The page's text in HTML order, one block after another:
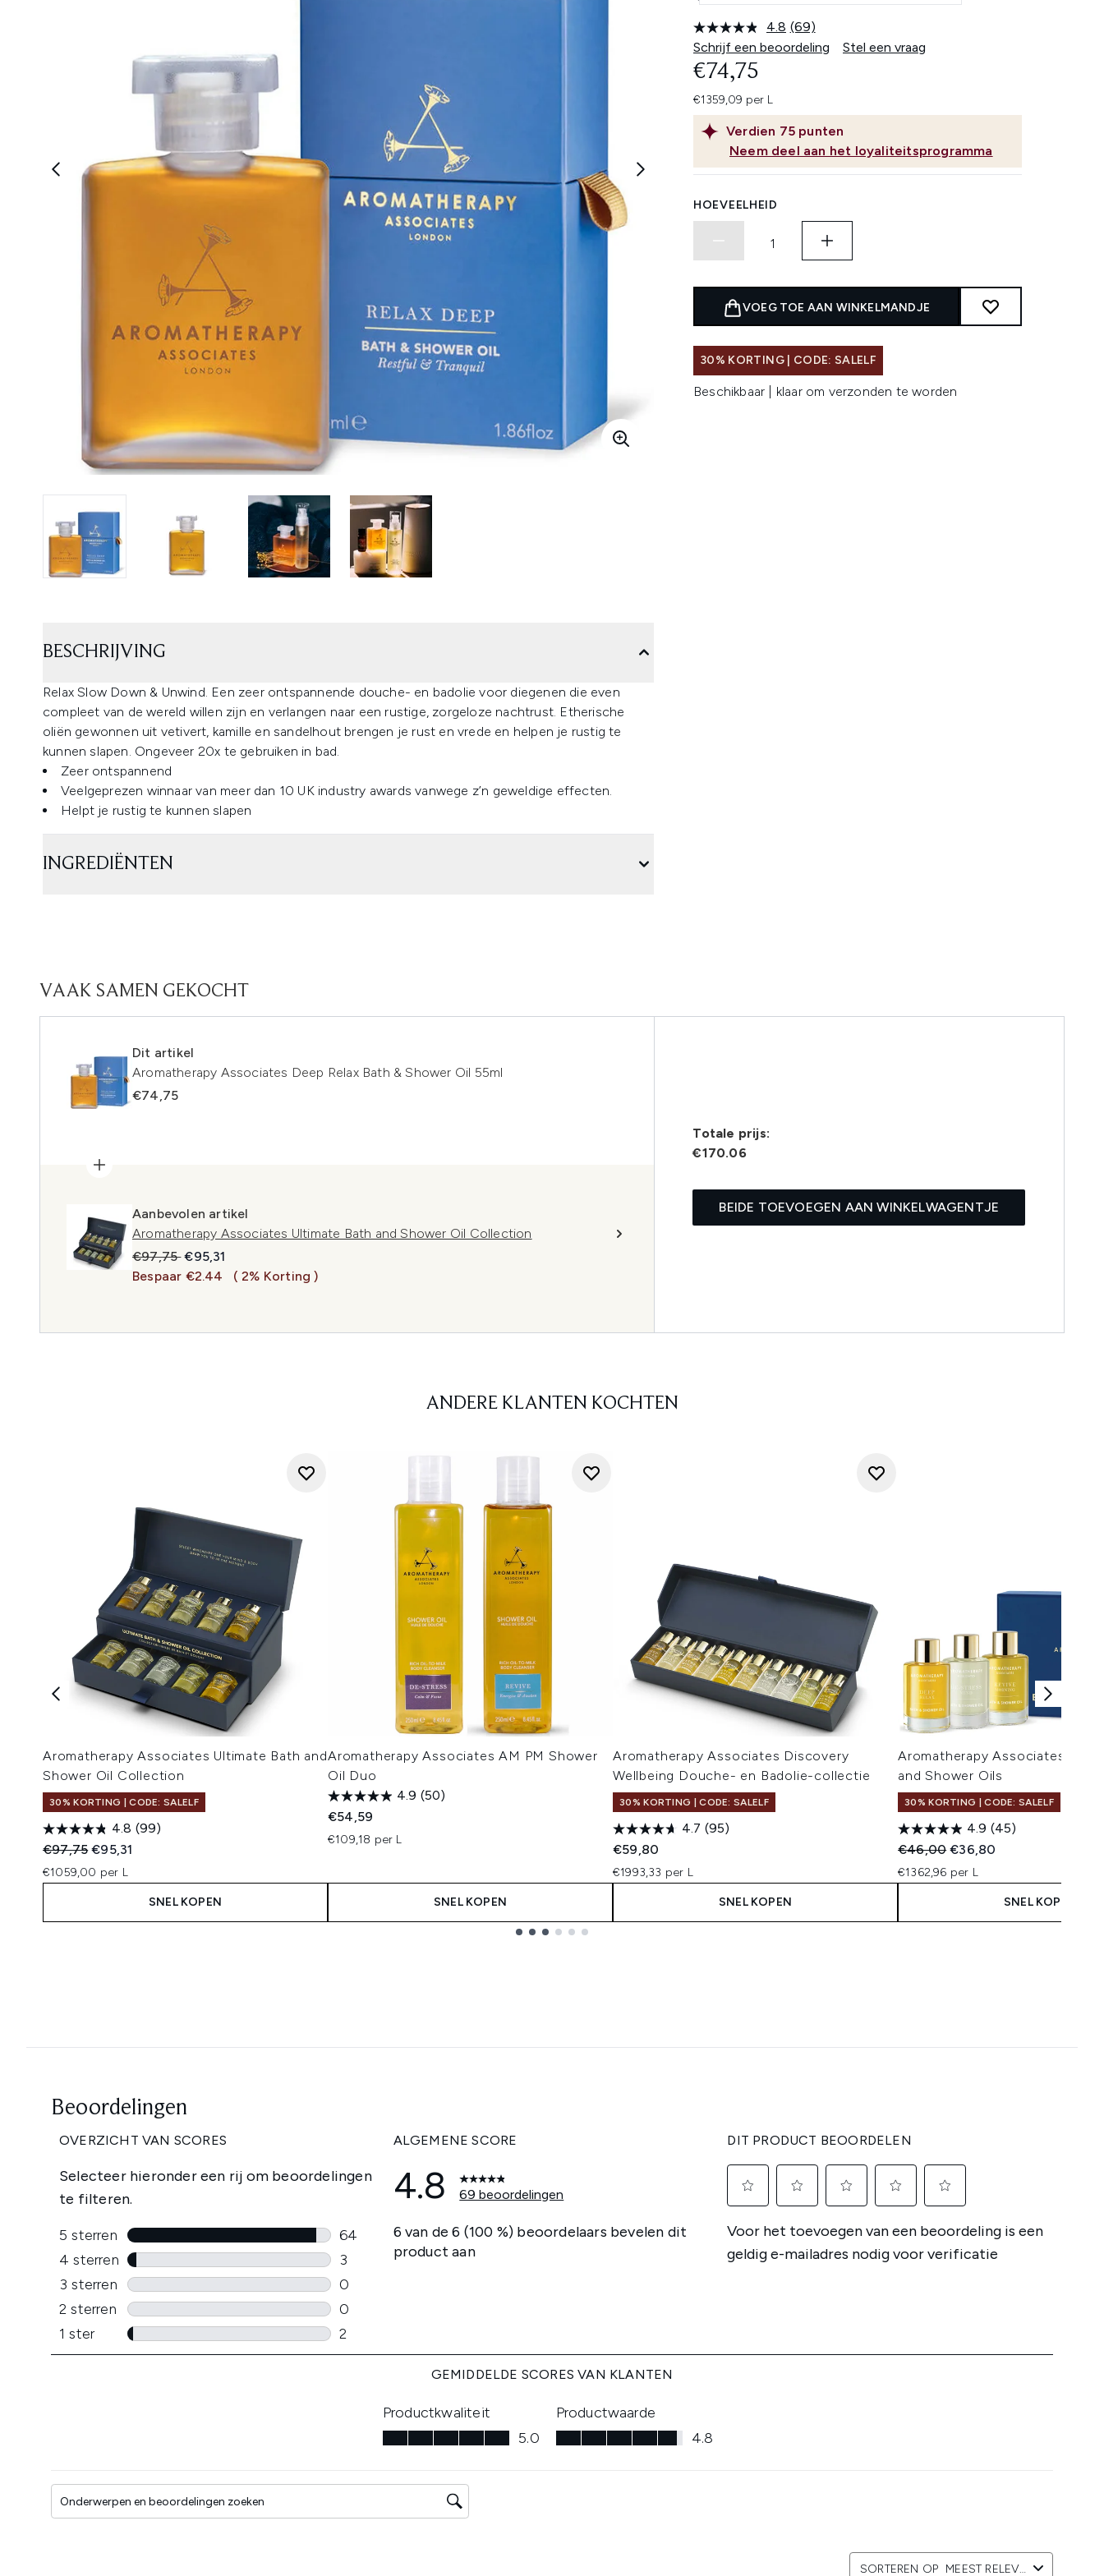
4.8 Lees
69
beoordelingen.
(69)
Schrijf een beoordeling
Stel een vraag
Verdien 75 punten
Neem deel aan het loyaliteitsprogramma
€74,75
€1359,09 per L
HOEVEELHEID
VOEG TOE AAN WINKELMANDJE
30% KORTING | CODE: SALELF
Beschikbaar | klaar om verzonden te worden
BESCHRIJVING
Relax Slow Down & Unwind. Een zeer ontspannende douche- en badolie voor diegenen die even
compleet van de wereld willen zijn en verlangen naar een rustige, zorgeloze nachtrust. Etherische
oliën gewonnen uit vetivert, kamille en sandelhout brengen je rust en vrede en helpen je rustig te
kunnen slapen. Ongeveer 20x te gebruiken in bad.
Zeer ontspannend
Veelgeprezen winnaar van meer dan 10 UK industry awards vanwege z’n geweldige effecten.
Helpt je rustig te kunnen slapen
INGREDIËNTEN
VAAK SAMEN GEKOCHT
Dit artikel
Aromatherapy Associates Deep Relax Bath & Shower Oil 55ml
€74,75
Aanbevolen artikel
Aromatherapy Associates Ultimate Bath and Shower Oil Collection
Recommended Retail Price:
€97,75Huidige prijs:
€95,31
Bespaar €2.44
( 2% Korting )
Totale prijs:
€170.06
BEIDE TOEVOEGEN AAN WINKELWAGENTJE
ANDERE KLANTEN KOCHTEN
Aromatherapy Associates Ultimate Bath and
Shower Oil Collection
30% KORTING | CODE: SALELF
4.8 (99)
Recommended Retail Price:
€97,75Huidige prijs:
€95,31
€1059,00 per L
SNEL KOPEN
Aromatherapy Associates AM PM Shower
Oil Duo
4.9 (50)
€54,59
€109,18 per L
SNEL KOPEN
Aromatherapy Associates Discovery
Wellbeing Douche- en Badolie-collectie
30% KORTING | CODE: SALELF
4.7 (95)
€59,80
€1993,33 per L
SNEL KOPEN
Aromatherapy Associates
and Shower Oils
30% KORTING | CODE: SALELF
4.9 (45)
Recommended Retail Price:
€46,00Huidige prijs:
€36,80
€1362,96 per L
SNEL KOPEN